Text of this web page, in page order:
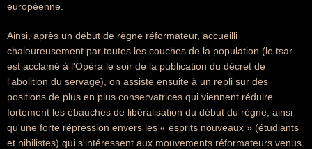
européenne.
Ainsi, après un début de règne réformateur, accueilli
chaleureusement par toutes les couches de la population (le tsar
est acclamé à l'Opéra le soir de la publication du décret de
l'abolition du servage), on assiste ensuite à un repli sur des
positions de plus en plus conservatrices qui viennent réduire
fortement les ébauches de libéralisation du début du règne, ainsi
qu'une forte répression envers les « esprits nouveaux » (étudiants
et nihilistes) qui s'intéressent aux mouvements réformateurs venus